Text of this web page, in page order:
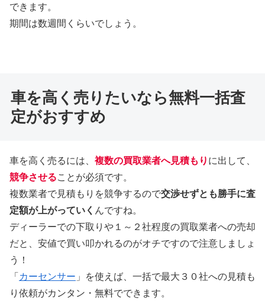
できます。
期間は数週間くらいでしょう。
車を高く売りたいなら無料一括査
定がおすすめ
車を高く売るには、 複数の買取業者へ見積もり に出して、
競争させることが必須です。
複数業者で見積もりを競争するので交渉せずとも勝手に査
定額が上がっていく んですね。
ディーラーでの下取りや１～２社程度の買取業者への売却
だと、安値で買い叩かれるのがオチですので注意しましょ
う！
「 カーセンサー 」を使えば、一括で最大３０社への見積も
り依頼がカンタン・無料でできます。